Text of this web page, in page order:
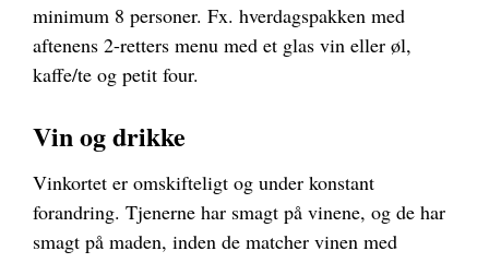
minimum 8 personer. Fx. hverdagspakken med
aftenens 2-retters menu med et glas vin eller øl,
kaffe/te og petit four.
Vin og drikke
Vinkortet er omskifteligt og under konstant
forandring. Tjenerne har smagt på vinene, og de har
smagt på maden, inden de matcher vinen med